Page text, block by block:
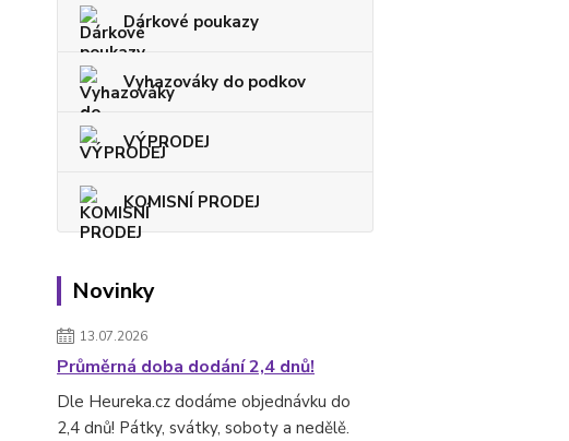
Dárkové poukazy
Vyhazováky do podkov
VÝPRODEJ
KOMISNÍ PRODEJ
Novinky
13.07.2026
Průměrná doba dodání 2,4 dnů!
Dle Heureka.cz dodáme objednávku do
2,4 dnů! Pátky, svátky, soboty a nedělě.